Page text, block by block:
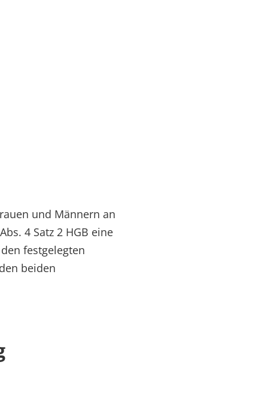
und Männern an
4 Satz 2 HGB eine
festgelegten
beiden